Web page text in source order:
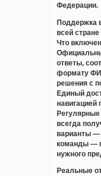
Федерации.
Поддержка
всей стране
Что
ответы,
формату
решения с
Единый
навигацией
всегда
варианты —
команды —
нужного
Реальные